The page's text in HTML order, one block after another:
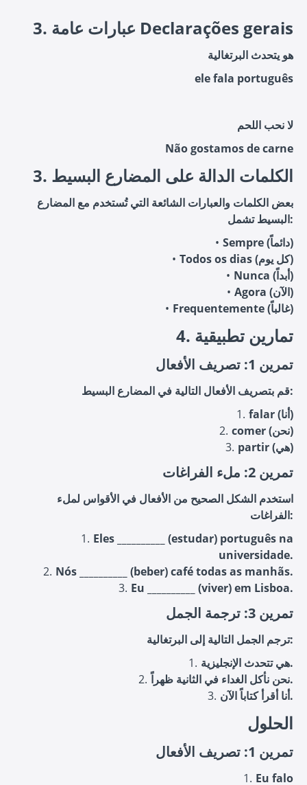
3. عبارات عامة Declarações gerais
هو يتحدث البرتغالية
ele fala português
لا نحب اللحم
Não gostamos de carne
3. الكلمات الدالة على المضارع البسيط
بعض الكلمات والعبارات الشائعة التي تُستخدم مع المضارع
البسيط تشمل:
Sempre (دائماً)
Todos os dias (كل يوم)
Nunca (أبداً)
Agora (الآن)
Frequentemente (غالباً)
4. تمارين تطبيقية
تمرين 1: تصريف الأفعال
قم بتصريف الأفعال التالية في المضارع البسيط:
falar (أنا)
comer (نحن)
partir (هي)
تمرين 2: ملء الفراغات
استخدم الشكل الصحيح من الأفعال في الأقواس لملء
الفراغات:
Eles __________ (estudar) português na
universidade.
Nós __________ (beber) café todas as manhãs.
Eu __________ (viver) em Lisboa.
تمرين 3: ترجمة الجمل
ترجم الجمل التالية إلى البرتغالية:
هي تتحدث الإنجليزية.
نحن نأكل الغداء في الثانية ظهراً.
أنا أقرأ كتاباً الآن.
الحلول
تمرين 1: تصريف الأفعال
Eu falo